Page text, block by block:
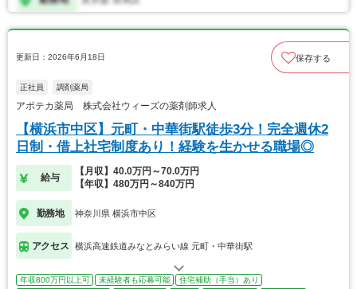
更新日：2026年6月18日 保存する
正社員 調剤薬局
アポテカ薬局 株式会社ウィーズの薬剤師求人
【横浜市中区】元町・中華街駅徒歩3分！完全週休2
日制・借上社宅制度あり！経験を生かせる職場◎
給与
【月収】40.0万円～70.0万円
【年収】480万円～840万円
勤務地 神奈川県 横浜市中区
アクセス 横浜高速鉄道みなとみらい線 元町・中華街駅
年収800万円以上可 未経験者も応募可能
住宅補助（手当）あり